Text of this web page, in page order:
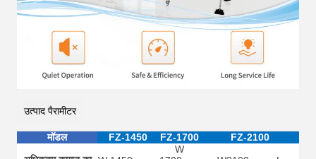
उत्पाद पैरामीटर
मॉडल FZ-1450 FZ-1700
FZ-2100
W